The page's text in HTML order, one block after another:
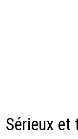
Sérieux et